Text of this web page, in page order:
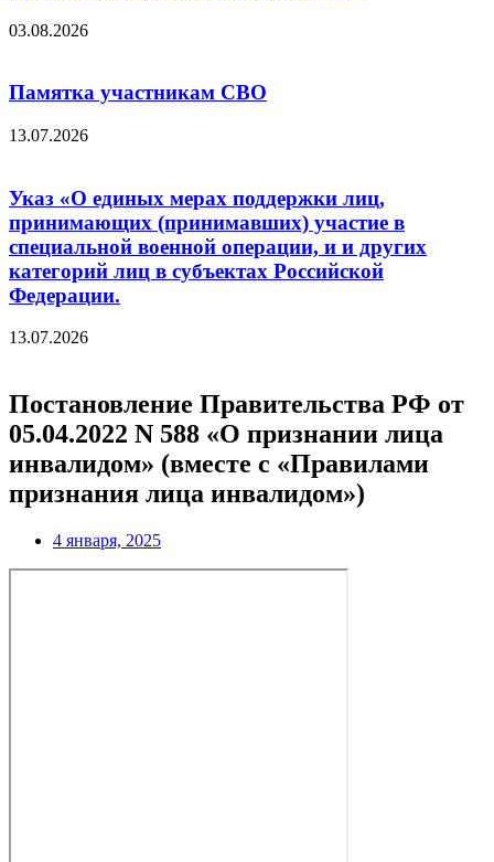
03.08.2026
Памятка участникам СВО
13.07.2026
Указ «О единых мерах поддержки лиц,
принимающих (принимавших) участие в
специальной военной операции, и и других
категорий лиц в субъектах Российской
Федерации.
13.07.2026
Постановление Правительства РФ от
05.04.2022 N 588 «О признании лица
инвалидом» (вместе с «Правилами
признания лица инвалидом»)
4 января, 2025